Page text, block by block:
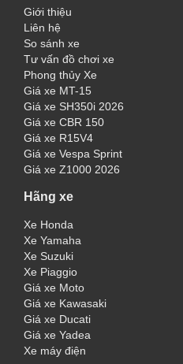
Giới thiệu
Liên hệ
So sánh xe
Tư vấn đồ chơi xe
Phong thủy Xe
Giá xe MT-15
Giá xe SH350i 2026
Giá xe CBR 150
Giá xe R15V4
Giá xe Vespa Sprint
Giá xe Z1000 2026
Hãng xe
Xe Honda
Xe Yamaha
Xe Suzuki
Xe Piaggio
Giá xe Moto
Giá xe Kawasaki
Giá xe Ducati
Giá xe Yadea
Xe máy điện